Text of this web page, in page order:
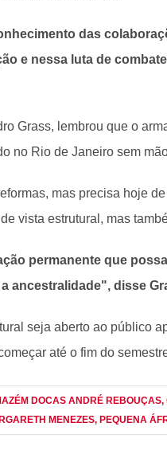
das
e nessa luta de
Grass, lembrou que o
no Rio de Janeiro sem
mas precisa hoje
vista estrutural, mas
permanente que
ancestralidade", disse
seja aberto ao público
até o fim do
DOCAS ANDRÉ REBOUÇAS,
MENEZES, PEQUENA